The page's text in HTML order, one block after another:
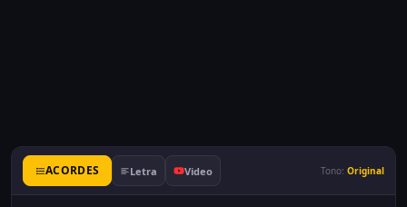
ACORDES Letra Video Tono: Original